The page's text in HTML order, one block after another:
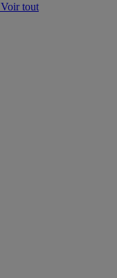
Voir tout